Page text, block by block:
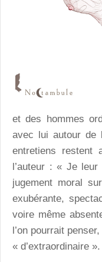
et des hommes
avec lui autour de
entretiens restent
l’auteur : « Je
jugement moral
exubérante,
voire même
l’on pourrait
« d’extraordinaire